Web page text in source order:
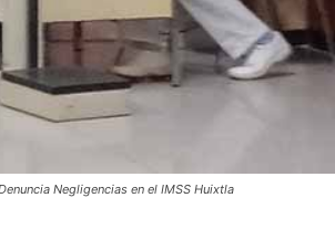
Negligencias en el IMSS Huixtla